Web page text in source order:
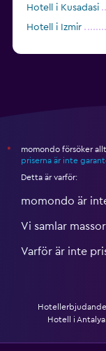
Hotell i Kusadasi
Hotell i Izmir
*
momondo försöker
priserna är inte
Detta är varför:
momondo är
Vi samlar
Varför är inte
Hotell i